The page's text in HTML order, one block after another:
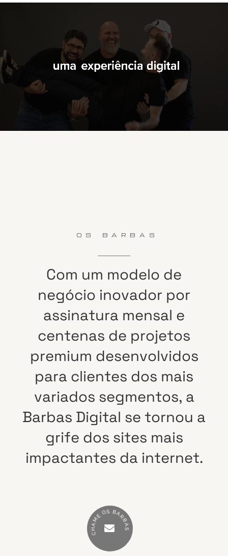
OS BARBAS
Com um modelo de
negócio inovador por
assinatura mensal e
centenas de projetos
premium desenvolvidos
para clientes dos mais
variados segmentos, a
Barbas Digital se tornou a
grife dos sites mais
impactantes da internet.
C
H
A
M
E
OS BAR
B
A
S